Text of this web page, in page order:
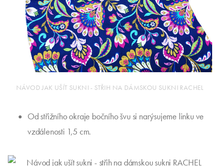
NÁVOD JAK UŠÍT SUKNI - STŘIH NA DÁMSKOU SUKNI RACHEL
Od střižního okraje bočního švu si narýsujeme linku ve
vzdálenosti 1,5 cm.